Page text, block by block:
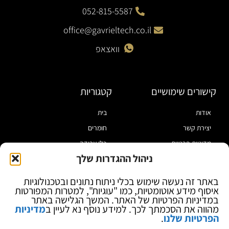
ניהול ההגדרות שלך
באתר זה נעשה שימוש בכלי ניתוח נתונים ובטכנולוגיות
איסוף מידע אוטומטיות, כמו "עוגיות", למטרות המפורטות
במדיניות הפרטיות של האתר. המשך הגלישה באתר
מהווה את הסכמתך לכך. למידע נוסף נא לעיין במדיניות
הפרטיות שלנו.
052-815-5587
office@gavrieltech.co.il
וואצאפ
קישורים שימושיים
אודות
יצירת קשר
מדיניות פרטיות
בלוג
קטגוריות
בית
חומרים
כלי עבודה
מוצרי הלחמה
ספקי כח ומודדים
ציוד אופטי להגדלה